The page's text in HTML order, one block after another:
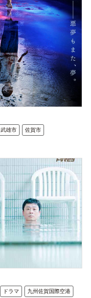
武雄市 佐賀市
ドラマ 九州佐賀国際空港